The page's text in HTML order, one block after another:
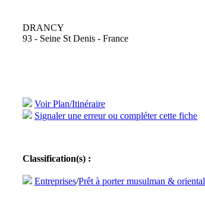
DRANCY
93 - Seine St Denis - France
Voir Plan/Itinéraire
Signaler une erreur ou compléter cette fiche
Classification(s) :
Entreprises/Prêt à porter musulman & oriental